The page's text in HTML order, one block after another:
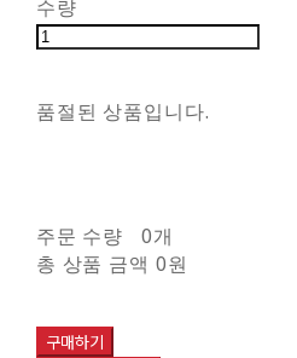
수량
품절된 상품입니다.
주문 수량
0개
총 상품 금액 0원
구매하기